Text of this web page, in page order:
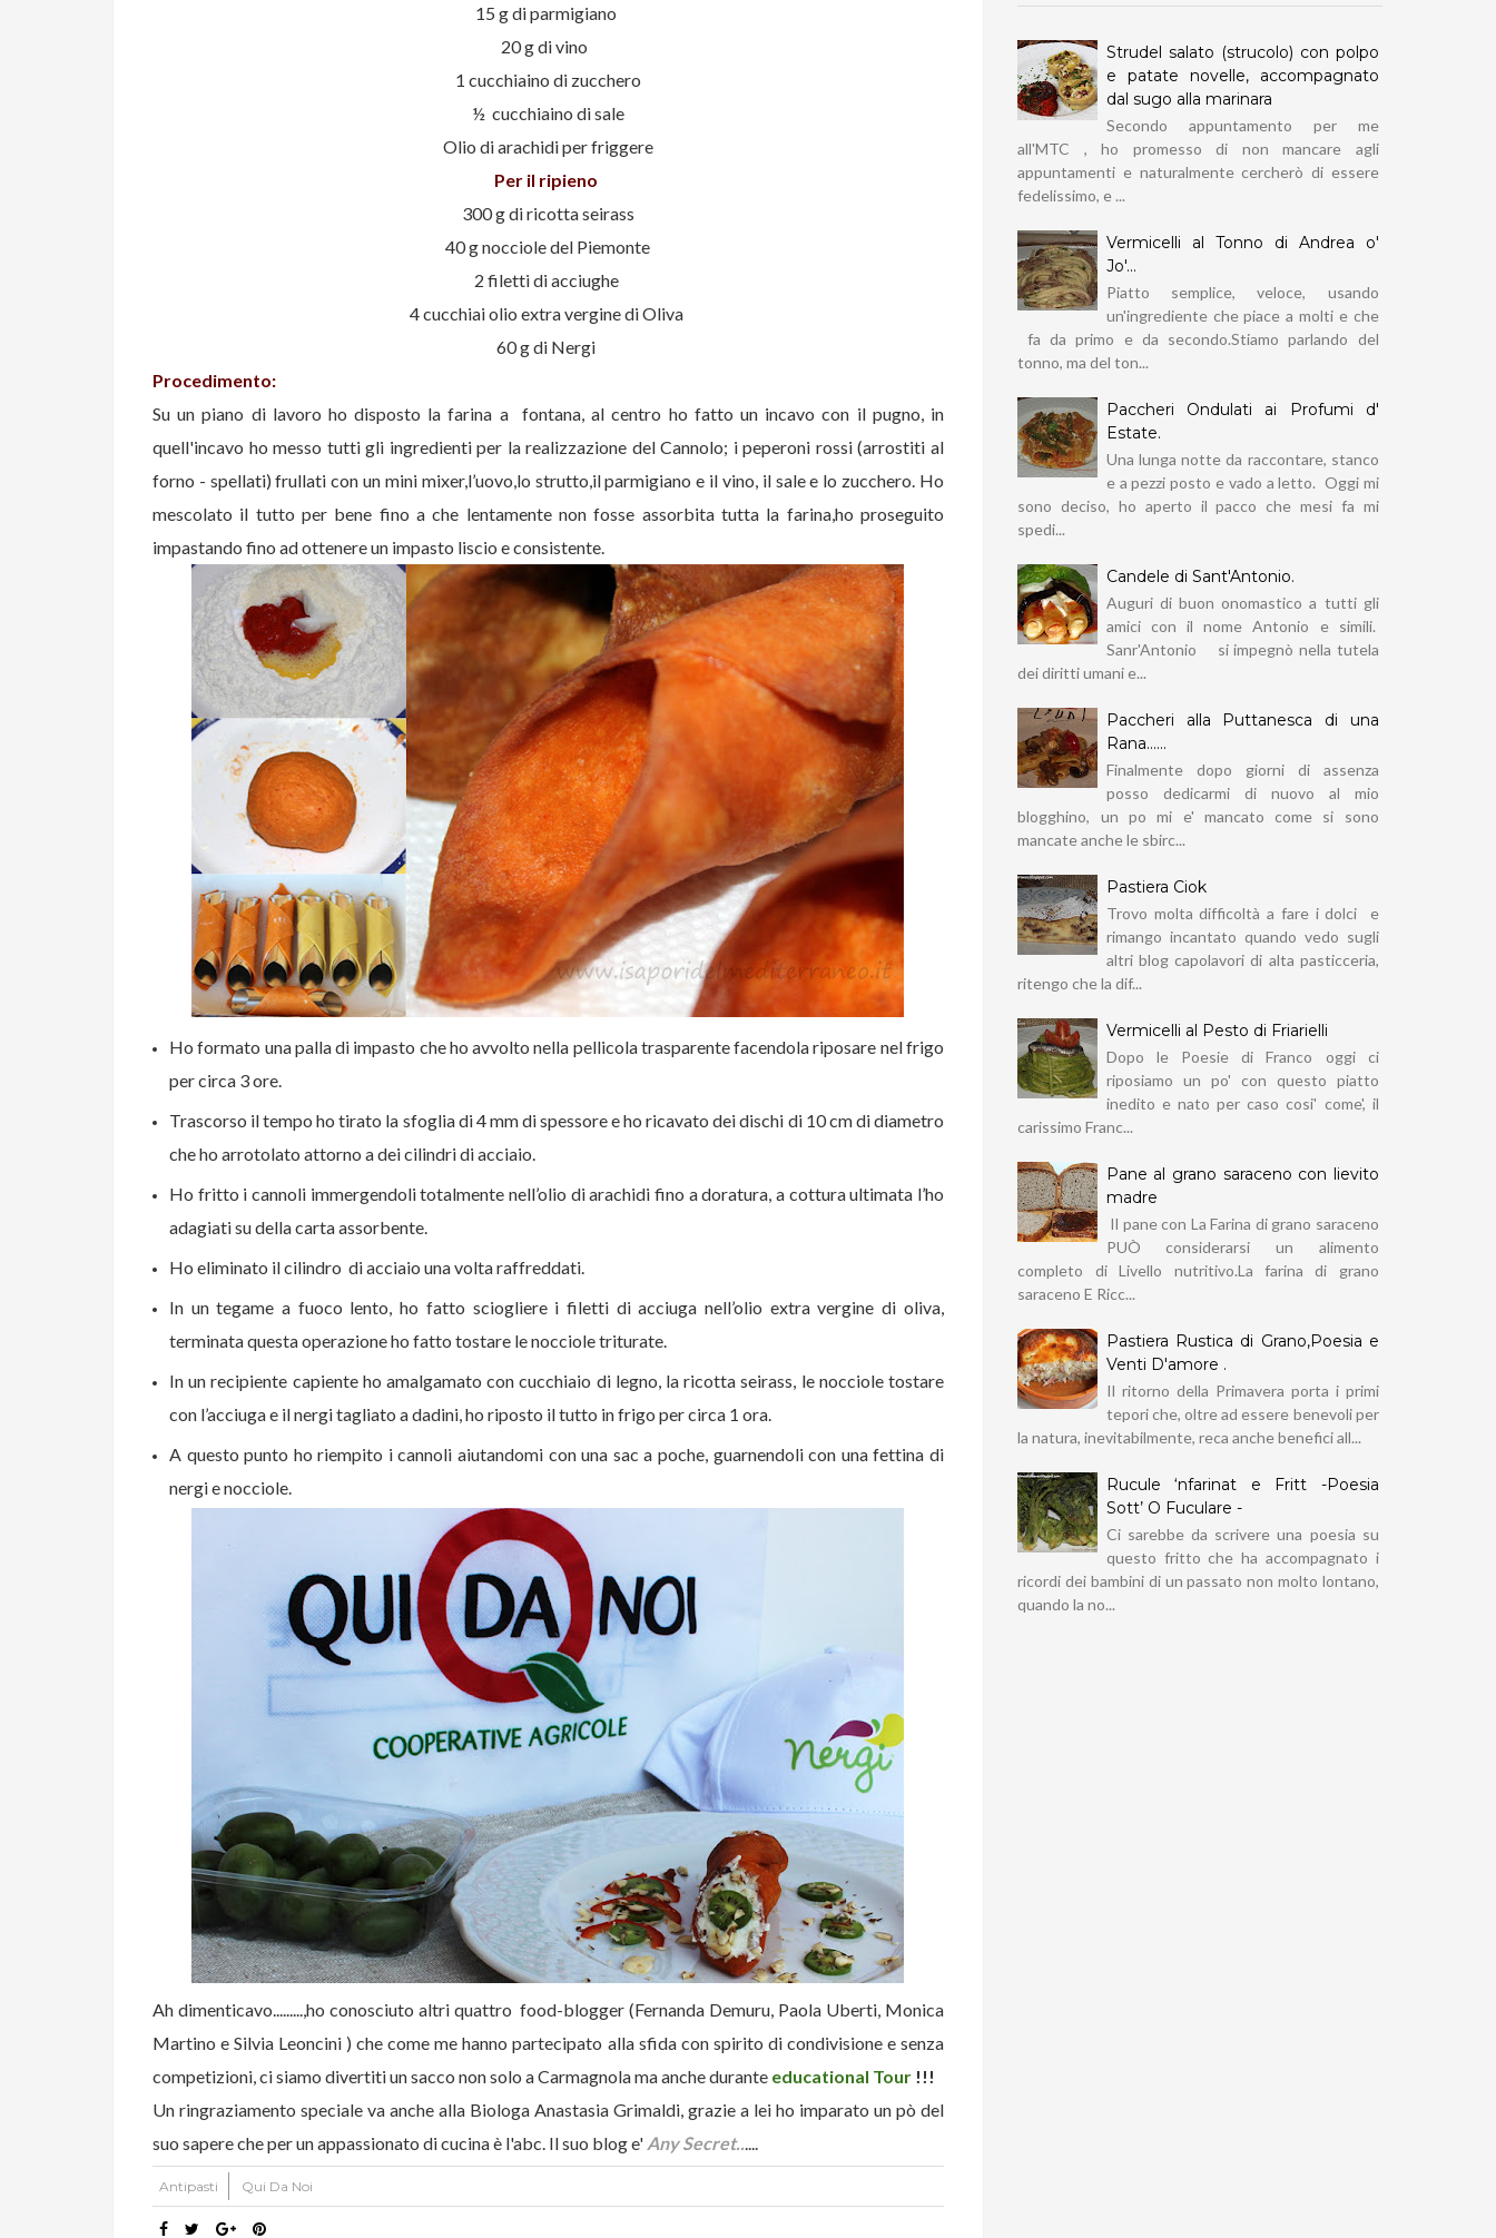
15 g di parmigiano
20 g di vino
1 cucchiaino di zucchero
½ cucchiaino di sale
Olio di arachidi per friggere
Per il ripieno
300 g di ricotta seirass
40 g nocciole del Piemonte
2 filetti di acciughe
4 cucchiai olio extra vergine di Oliva
60 g di Nergi
Procedimento:
Su un piano di lavoro ho disposto la farina a fontana, al centro ho fatto un incavo con il pugno, in
quell'incavo ho messo tutti gli ingredienti per la realizzazione del Cannolo; i peperoni rossi (arrostiti al
forno - spellati) frullati con un mini mixer,l’uovo,lo strutto,il parmigiano e il vino, il sale e lo zucchero. Ho
mescolato il tutto per bene fino a che lentamente non fosse assorbita tutta la farina,ho proseguito
impastando fino ad ottenere un impasto liscio e consistente.
Ho formato una palla di impasto che ho avvolto nella pellicola trasparente facendola riposare nel frigo
per circa 3 ore.
Trascorso il tempo ho tirato la sfoglia di 4 mm di spessore e ho ricavato dei dischi di 10 cm di diametro
che ho arrotolato attorno a dei cilindri di acciaio.
Ho fritto i cannoli immergendoli totalmente nell’olio di arachidi fino a doratura, a cottura ultimata l’ho
adagiati su della carta assorbente.
Ho eliminato il cilindro di acciaio una volta raffreddati.
In un tegame a fuoco lento, ho fatto sciogliere i filetti di acciuga nell’olio extra vergine di oliva,
terminata questa operazione ho fatto tostare le nocciole triturate.
In un recipiente capiente ho amalgamato con cucchiaio di legno, la ricotta seirass, le nocciole tostare
con l’acciuga e il nergi tagliato a dadini, ho riposto il tutto in frigo per circa 1 ora.
A questo punto ho riempito i cannoli aiutandomi con una sac a poche, guarnendoli con una fettina di
nergi e nocciole.
Ah dimenticavo.........,ho conosciuto altri quattro food-blogger (Fernanda Demuru, Paola Uberti, Monica
Martino e Silvia Leoncini ) che come me hanno partecipato alla sfida con spirito di condivisione e senza
competizioni, ci siamo divertiti un sacco non solo a Carmagnola ma anche durante educational Tour !!!
Un ringraziamento speciale va anche alla Biologa Anastasia Grimaldi, grazie a lei ho imparato un pò del
suo sapere che per un appassionato di cucina è l'abc. Il suo blog e' Any Secret......
Antipasti Qui Da Noi
Strudel salato (strucolo) con polpo
e patate novelle, accompagnato
dal sugo alla marinara
Secondo appuntamento per me
all'MTC , ho promesso di non mancare agli
appuntamenti e naturalmente cercherò di essere
fedelissimo, e ...
Vermicelli al Tonno di Andrea o'
Jo'...
Piatto semplice, veloce, usando
un'ingrediente che piace a molti e che
fa da primo e da secondo.Stiamo parlando del
tonno, ma del ton...
Paccheri Ondulati ai Profumi d'
Estate.
Una lunga notte da raccontare, stanco
e a pezzi posto e vado a letto. Oggi mi
sono deciso, ho aperto il pacco che mesi fa mi
spedi...
Candele di Sant'Antonio.
Auguri di buon onomastico a tutti gli
amici con il nome Antonio e simili.
Sanr'Antonio si impegnò nella tutela
dei diritti umani e...
Paccheri alla Puttanesca di una
Rana......
Finalmente dopo giorni di assenza
posso dedicarmi di nuovo al mio
blogghino, un po mi e' mancato come si sono
mancate anche le sbirc...
Pastiera Ciok
Trovo molta difficoltà a fare i dolci e
rimango incantato quando vedo sugli
altri blog capolavori di alta pasticceria,
ritengo che la dif...
Vermicelli al Pesto di Friarielli
Dopo le Poesie di Franco oggi ci
riposiamo un po' con questo piatto
inedito e nato per caso cosi' come', il
carissimo Franc...
Pane al grano saraceno con lievito
madre
Il pane con La Farina di grano saraceno
PUÒ considerarsi un alimento
completo di Livello nutritivo.La farina di grano
saraceno E Ricc...
Pastiera Rustica di Grano,Poesia e
Venti D'amore .
Il ritorno della Primavera porta i primi
tepori che, oltre ad essere benevoli per
la natura, inevitabilmente, reca anche benefici all...
Rucule ‘nfarinat e Fritt -Poesia
Sott’ O Fuculare -
Ci sarebbe da scrivere una poesia su
questo fritto che ha accompagnato i
ricordi dei bambini di un passato non molto lontano,
quando la no...